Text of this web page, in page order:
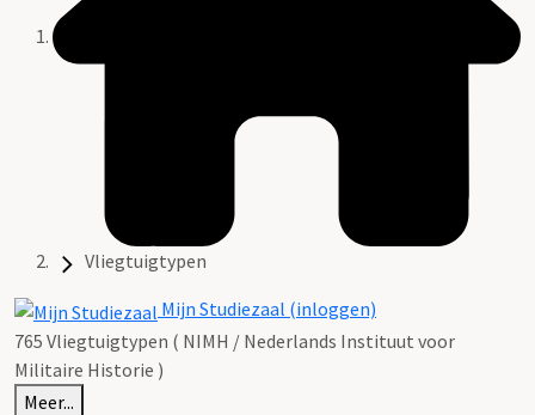
Vliegtuigtypen
Mijn Studiezaal (inloggen)
765 Vliegtuigtypen ( NIMH / Nederlands Instituut voor
Militaire Historie )
Meer...